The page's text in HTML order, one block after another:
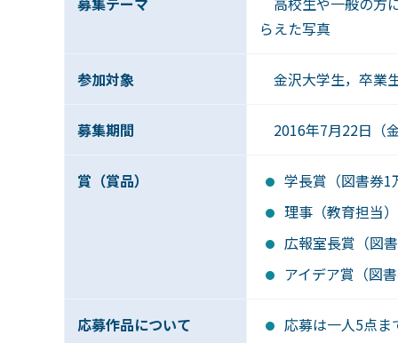
らえた写真
参加対象 金沢大学生，卒業
募集期間 2016年7月22日（
賞（賞品）
学長賞（図書券1
理事（教育担当
広報室長賞（図
アイデア賞（図
応募作品について
応募は一人5点ま